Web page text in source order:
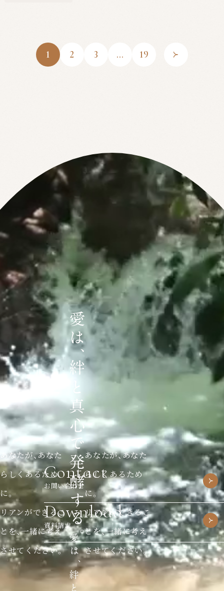
1 2 3 ... 19
あなたが、あなた
らしくあるため
に。
リアンができるこ
とを、一緒に考え
させてください。
あなたが、あなた
らしくあるため
に。
リアンができるこ
とを、一緒に考え
させてください。
Contact
お問い合わせ
Download
資料請求